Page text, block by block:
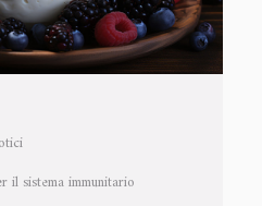
il sistema immunitario